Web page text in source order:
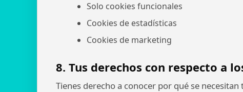
Solo cookies funcionales
Cookies de estadísticas
Cookies de marketing
8. Tus derechos con respecto a
Tienes derecho a conocer por qué se